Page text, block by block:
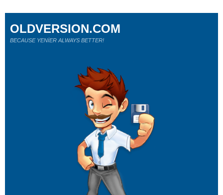
OLDVERSION.COM
BECAUSE YENİER ALWAYS BETTER!